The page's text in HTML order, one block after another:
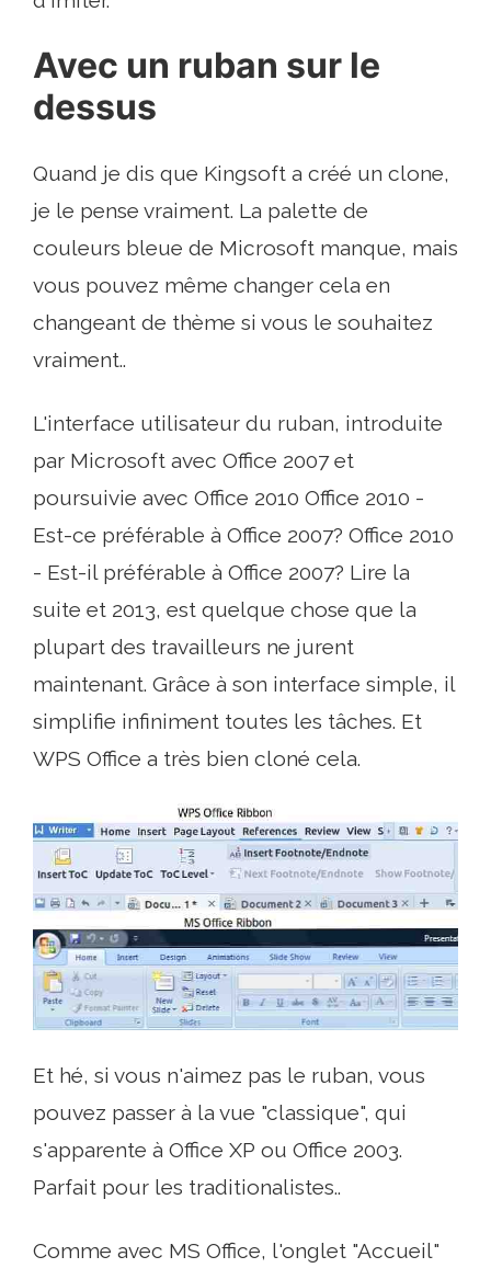
Avec un ruban sur le
dessus
Quand je dis que Kingsoft a créé un clone,
je le pense vraiment. La palette de
couleurs bleue de Microsoft manque, mais
vous pouvez même changer cela en
changeant de thème si vous le souhaitez
vraiment..
L'interface utilisateur du ruban, introduite
par Microsoft avec Office 2007 et
poursuivie avec Office 2010 Office 2010 -
Est-ce préférable à Office 2007? Office 2010
- Est-il préférable à Office 2007? Lire la
suite et 2013, est quelque chose que la
plupart des travailleurs ne jurent
maintenant. Grâce à son interface simple, il
simplifie infiniment toutes les tâches. Et
WPS Office a très bien cloné cela.
Et hé, si vous n'aimez pas le ruban, vous
pouvez passer à la vue "classique", qui
s'apparente à Office XP ou Office 2003.
Parfait pour les traditionalistes..
Comme avec MS Office, l'onglet "Accueil"